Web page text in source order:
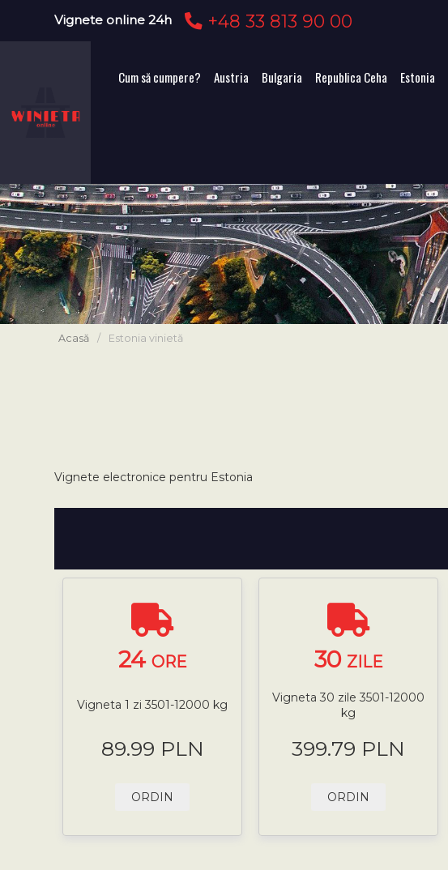
Vignete online 24h +48 33 813 90 00
Cum să cumpere? Austria Bulgaria Republica Ceha Estonia
Acasă / Estonia vinietă
Vignete electronice pentru Estonia
24 ORE
Vigneta 1 zi 3501-12000 kg
89.99 PLN
ORDIN
30 ZILE
Vigneta 30 zile 3501-12000
kg
399.79 PLN
ORDIN